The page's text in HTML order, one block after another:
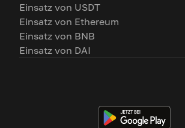
Einsatz von USDT
Einsatz von Ethereum
Einsatz von BNB
Einsatz von DAI